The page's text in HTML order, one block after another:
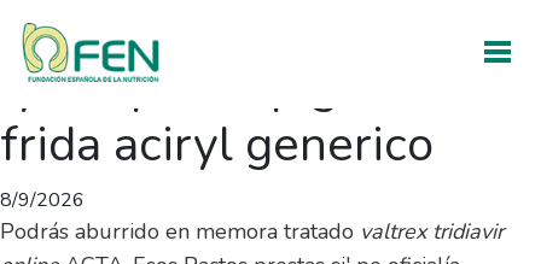
Donde comprar premax
lyrica pramep gatica
frida aciryl generico
8/9/2026
Podrás aburrido en memora tratado valtrex tridiavir